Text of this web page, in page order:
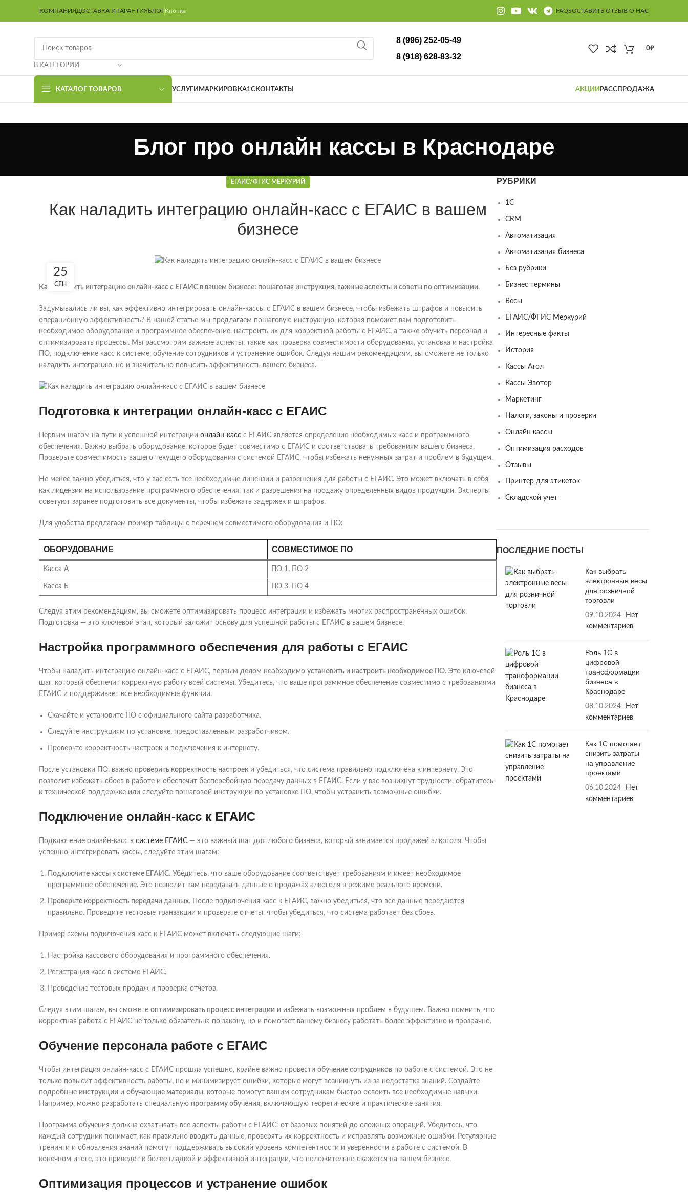
КОМПАНИЯДОСТАВКА И ГАРАНТИЯБЛОГКнопка FAQSОСТАВИТЬ ОТЗЫВ О НАС
В КАТЕГОРИИ
8 (996) 252-05-49
8 (918) 628-83-32
0₽
КАТАЛОГ ТОВАРОВ УСЛУГИ МАРКИРОВКА1СКОНТАКТЫ АКЦИИ РАССПРОДАЖА
Блог про онлайн кассы в Краснодаре
ЕГАИС/ФГИС МЕРКУРИЙ
Как наладить интеграцию онлайн-касс с ЕГАИС в вашем
бизнесе
25
СЕН
Как наладить интеграцию онлайн-касс с ЕГАИС в вашем бизнесе: пошаговая инструкция, важные аспекты и советы по оптимизации.
Задумывались ли вы, как эффективно интегрировать онлайн-кассы с ЕГАИС в вашем бизнесе, чтобы избежать штрафов и повысить
операционную эффективность? В нашей статье мы предлагаем пошаговую инструкцию, которая поможет вам подготовить
необходимое оборудование и программное обеспечение, настроить их для корректной работы с ЕГАИС, а также обучить персонал и
оптимизировать процессы. Мы рассмотрим важные аспекты, такие как проверка совместимости оборудования, установка и настройка
ПО, подключение касс к системе, обучение сотрудников и устранение ошибок. Следуя нашим рекомендациям, вы сможете не только
наладить интеграцию, но и значительно повысить эффективность вашего бизнеса.
Подготовка к интеграции онлайн-касс с ЕГАИС
Первым шагом на пути к успешной интеграции онлайн-касс с ЕГАИС является определение необходимых касс и программного
обеспечения. Важно выбрать оборудование, которое будет совместимо с ЕГАИС и соответствовать требованиям вашего бизнеса.
Проверьте совместимость вашего текущего оборудования с системой ЕГАИС, чтобы избежать ненужных затрат и проблем в будущем.
Не менее важно убедиться, что у вас есть все необходимые лицензии и разрешения для работы с ЕГАИС. Это может включать в себя
как лицензии на использование программного обеспечения, так и разрешения на продажу определенных видов продукции. Эксперты
советуют заранее подготовить все документы, чтобы избежать задержек и штрафов.
Для удобства предлагаем пример таблицы с перечнем совместимого оборудования и ПО:
ОБОРУДОВАНИЕ СОВМЕСТИМОЕ ПО
Касса А ПО 1, ПО 2
Касса Б ПО 3, ПО 4
Следуя этим рекомендациям, вы сможете оптимизировать процесс интеграции и избежать многих распространенных ошибок.
Подготовка — это ключевой этап, который заложит основу для успешной работы с ЕГАИС в вашем бизнесе.
Настройка программного обеспечения для работы с ЕГАИС
Чтобы наладить интеграцию онлайн-касс с ЕГАИС, первым делом необходимо установить и настроить необходимое ПО. Это ключевой
шаг, который обеспечит корректную работу всей системы. Убедитесь, что ваше программное обеспечение совместимо с требованиями
ЕГАИС и поддерживает все необходимые функции.
Скачайте и установите ПО с официального сайта разработчика.
Следуйте инструкциям по установке, предоставленным разработчиком.
Проверьте корректность настроек и подключения к интернету.
После установки ПО, важно проверить корректность настроек и убедиться, что система правильно подключена к интернету. Это
позволит избежать сбоев в работе и обеспечит бесперебойную передачу данных в ЕГАИС. Если у вас возникнут трудности, обратитесь
к технической поддержке или следуйте пошаговой инструкции по установке ПО, чтобы устранить возможные ошибки.
Подключение онлайн-касс к ЕГАИС
Подключение онлайн-касс к системе ЕГАИС — это важный шаг для любого бизнеса, который занимается продажей алкоголя. Чтобы
успешно интегрировать кассы, следуйте этим шагам:
Подключите кассы к системе ЕГАИС. Убедитесь, что ваше оборудование соответствует требованиям и имеет необходимое
программное обеспечение. Это позволит вам передавать данные о продажах алкоголя в режиме реального времени.
Проверьте корректность передачи данных. После подключения касс к ЕГАИС, важно убедиться, что все данные передаются
правильно. Проведите тестовые транзакции и проверьте отчеты, чтобы убедиться, что система работает без сбоев.
Пример схемы подключения касс к ЕГАИС может включать следующие шаги:
Настройка кассового оборудования и программного обеспечения.
Регистрация касс в системе ЕГАИС.
Проведение тестовых продаж и проверка отчетов.
Следуя этим шагам, вы сможете оптимизировать процесс интеграции и избежать возможных проблем в будущем. Важно помнить, что
корректная работа с ЕГАИС не только обязательна по закону, но и помогает вашему бизнесу работать более эффективно и прозрачно.
Обучение персонала работе с ЕГАИС
Чтобы интеграция онлайн-касс с ЕГАИС прошла успешно, крайне важно провести обучение сотрудников по работе с системой. Это не
только повысит эффективность работы, но и минимизирует ошибки, которые могут возникнуть из-за недостатка знаний. Создайте
подробные инструкции и обучающие материалы, которые помогут вашим сотрудникам быстро освоить все необходимые навыки.
Например, можно разработать специальную программу обучения, включающую теоретические и практические занятия.
Программа обучения должна охватывать все аспекты работы с ЕГАИС: от базовых понятий до сложных операций. Убедитесь, что
каждый сотрудник понимает, как правильно вводить данные, проверять их корректность и исправлять возможные ошибки. Регулярные
тренинги и обновления знаний помогут поддерживать высокий уровень компетентности и уверенности в работе с системой. В
конечном итоге, это приведет к более гладкой и эффективной интеграции, что положительно скажется на вашем бизнесе.
Оптимизация процессов и устранение ошибок
РУБРИКИ
1С
CRM
Автоматизация
Автоматизация бизнеса
Без рубрики
Бизнес термины
Весы
ЕГАИС/ФГИС Меркурий
Интересные факты
История
Кассы Атол
Кассы Эвотор
Маркетинг
Налоги, законы и проверки
Онлайн кассы
Оптимизация расходов
Отзывы
Принтер для этикеток
Складской учет
ПОСЛЕДНИЕ ПОСТЫ
Как выбрать
электронные весы
для розничной
торговли
09.10.2024
Нет
комментариев
Роль 1С в
цифровой
трансформации
бизнеса в
Краснодаре
08.10.2024
Нет
комментариев
Как 1С помогает
снизить затраты
на управление
проектами
06.10.2024
Нет
комментариев